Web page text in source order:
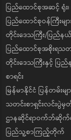
ပြည်ထောင်စုအဆင့် ရုံး
ပြည်ထောင်စုဝန်ကြီးမျ
တိုင်းဒေသကြီး/ပြည်န
ပြည်ထောင်စုအစိုးရသ
တိုင်းဒေသကြီးနှင့် ပြည်
စာရင်း
မြန်မာနိုင်ငံ ပြန်တမ်းမျ
သတင်းစာရှင်းလင်းပွဲမှတ်
ဌာနဆိုင်ရာဝက်ဘ်ဆိုက်မ
ပြည်သူ့စာကြည့်တိုက်